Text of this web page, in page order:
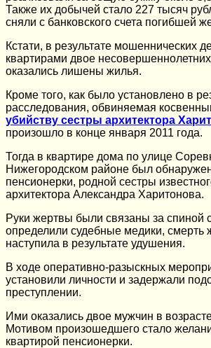
Также их добычей стало 227 тысяч
сняли с банковского счета погибшей
Кстати, в результате мошеннических
квартирами двое
оказались лишены жилья.
Кроме того, как было установлено в
расследования, обвиняемая
убийству сестры архитектора
произошло в конце января 2011 года.
Тогда в квартире дома по улице
Нижегородском районе был
пенсионерки, родной сестры
архитектора Александра Харитонова.
Руки жертвы были связаны за спиной
определили судебные медики,
наступила в результате удушения.
В ходе оперативно-разыскных
установили личности и задержали
преступлении.
Ими оказались двое мужчин в
Мотивом произошедшего стало
квартирой пенсионерки.